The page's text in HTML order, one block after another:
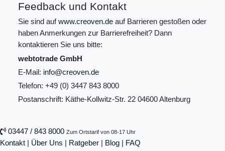
Feedback und Kontakt
Sie sind aufwww.creoven.de auf Barrieren gestoßen oder
haben Anmerkungen zur Barrierefreiheit? Dann
kontaktieren Sie uns bitte:
webtotrade GmbH
E-Mail: info@creoven.de
Telefon: +49 (0) 3447 843 8000
Postanschrift: Käthe-Kollwitz-Str. 22 04600 Altenburg
03447 / 843 8000 Zum Ortstarif von 08-17 Uhr
Kontakt | Über Uns | Ratgeber | Blog | FAQ